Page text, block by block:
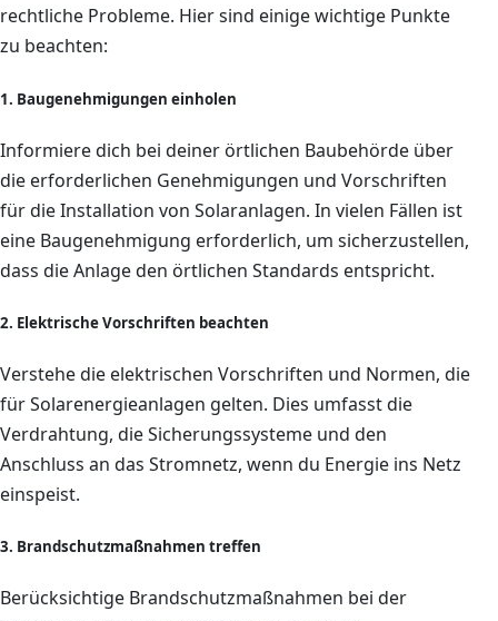
rechtliche Probleme. Hier sind einige wichtige Punkte
zu beachten:
1. Baugenehmigungen einholen
Informiere dich bei deiner örtlichen Baubehörde über
die erforderlichen Genehmigungen und Vorschriften
für die Installation von Solaranlagen. In vielen Fällen ist
eine Baugenehmigung erforderlich, um sicherzustellen,
dass die Anlage den örtlichen Standards entspricht.
2. Elektrische Vorschriften beachten
Verstehe die elektrischen Vorschriften und Normen, die
für Solarenergieanlagen gelten. Dies umfasst die
Verdrahtung, die Sicherungssysteme und den
Anschluss an das Stromnetz, wenn du Energie ins Netz
einspeist.
3. Brandschutzmaßnahmen treffen
Berücksichtige Brandschutzmaßnahmen bei der